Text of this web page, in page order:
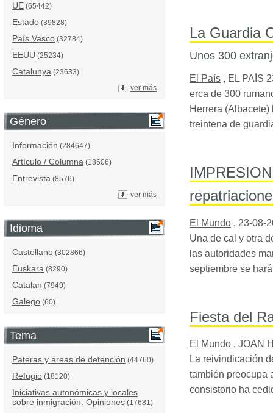
UE (65442)
Estado (39828)
País Vasco (32784)
EEUU (25234)
Catalunya (23633)
ver más
Género
Información (284647)
Artículo / Columna (18606)
Entrevista (8576)
ver más
Idioma
Castellano (302866)
Euskara (8290)
Catalan (7949)
Galego (60)
Tema
Pateras y áreas de detención (44760)
Refugio (18120)
Iniciativas autonómicas y locales
sobre inmigración. Opiniones (17681)
La Guardia
Unos 300
El País , EL PAÍS
erca de 300
Herrera
treintena de
El Mundo , 23-08-
Una de cal y otra
las autoridades
septiembre se
Fiesta del
El Mundo , JOAN
La reivindicación
también preocupa
consistorio ha